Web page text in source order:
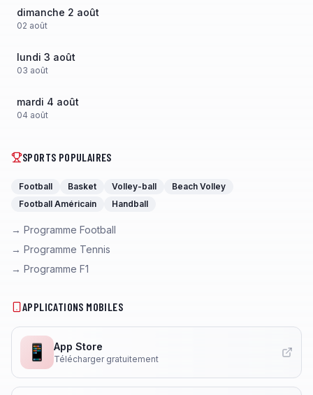
dimanche 2 août
02 août
lundi 3 août
03 août
mardi 4 août
04 août
SPORTS POPULAIRES
Football Basket Volley-ball
Beach Volley
Football Américain
Handball
→ Programme Football
→ Programme Tennis
→ Programme F1
APPLICATIONS MOBILES
📱 App Store
Télécharger gratuitement